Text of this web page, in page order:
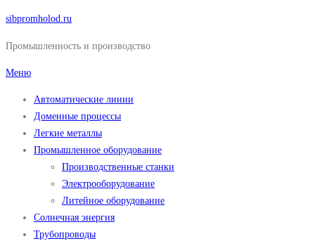
Перейти
содержимому
sibpromholod.ru
Промышленность и производство
Меню
Автоматические линии
Доменные процессы
Легкие металлы
Промышленное оборудование
Производственные станки
Электрооборудование
Литейное оборудование
Солнечная энергия
Трубопроводы